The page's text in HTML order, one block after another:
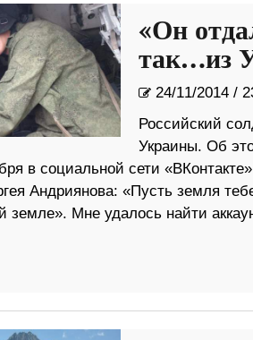
«Он
так…из
24/11/2014/
Российский
Украины. Об
в социальной сети
Андриянова: «Пусть земля
земле». Мне удалось найти